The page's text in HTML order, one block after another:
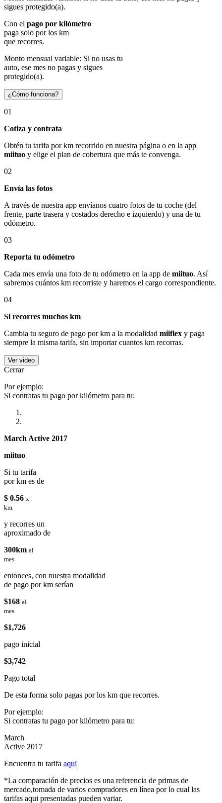
sigues protegido(a).
Con el pago por kilómetro
paga solo por los km
que recorres.
Monto mensual variable: Si no usas tu
auto, ese mes no pagas y sigues
protegido(a).
¿Cómo funciona?
01
Cotiza y contrata
Obtén tu tarifa por km recorrido en nuestra página o en la app
miituo y elige el plan de cobertura que más te convenga.
02
Envía las fotos
A través de nuestra app envíanos cuatro fotos de tu coche (del
frente, parte trasera y costados derecho e izquierdo) y una de tu
odómetro.
03
Reporta tu odómetro
Cada mes envía una foto de tu odómetro en la app de miituo. Así
sabremos cuántos km recorriste y haremos el cargo correspondiente.
04
Si recorres muchos km
Cambia tu seguro de pago por km a la modalidad miiflex y paga
siempre la misma tarifa, sin importar cuantos km recorras.
Ver video
Cerrar
Por ejemplo:
Si contratas tu pago por kilómetro para tu:
March Active 2017
miituo
Si tu tarifa
por km es de
$ 0.56 x
km
y recorres un
aproximado de
300km al
mes
entonces, con nuestra modalidad
de pago por km serían
$168 al
mes
$1,726
pago inicial
$3,742
Pago total
De esta forma solo pagas por los km que recorres.
Por ejemplo:
Si contratas tu pago por kilómetro para tu:
March
Active 2017
Encuentra tu tarifa aqui
*La comparación de precios es una referencia de primas de
mercado,tomada de varios compradores en línea por lo cual las
tarifas aqui presentadas pueden variar.